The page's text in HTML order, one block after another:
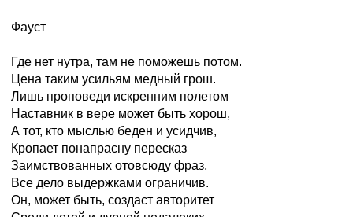
Фауст
Где нет нутра, там не поможешь потом.
Цена таким усильям медный грош.
Лишь проповеди искренним полетом
Наставник в вере может быть хорош,
А тот, кто мыслью беден и усидчив,
Кропает понапрасну пересказ
Заимствованных отовсюду фраз,
Все дело выдержками ограничив.
Он, может быть, создаст авторитет